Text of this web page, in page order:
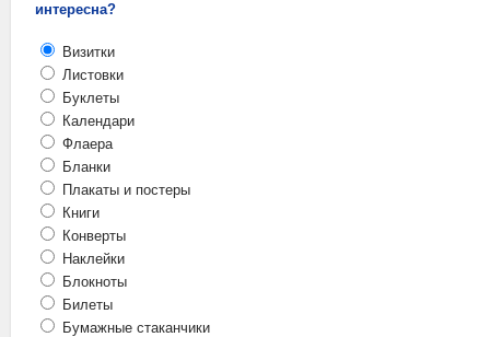
интересна?
Визитки
Листовки
Буклеты
Календари
Флаера
Бланки
Плакаты и постеры
Книги
Конверты
Наклейки
Блокноты
Билеты
Бумажные стаканчики